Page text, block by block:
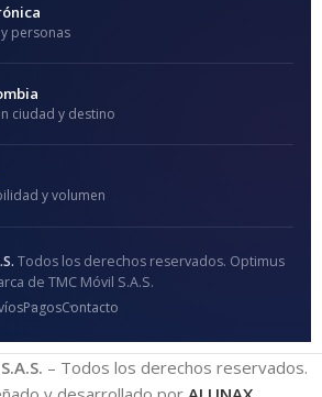
personas
ciudad y destino
y volumen
Todos los derechos reservados. Optimus
de TMC Móvil S.A.S.
PagosContacto
– Todos los derechos reservados.